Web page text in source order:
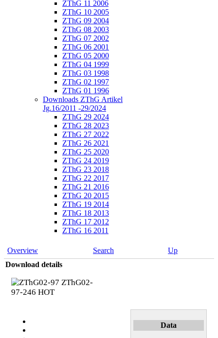
ZThG 11 2006
ZThG 10 2005
ZThG 09 2004
ZThG 08 2003
ZThG 07 2002
ZThG 06 2001
ZThG 05 2000
ZThG 04 1999
ZThG 03 1998
ZThG 02 1997
ZThG 01 1996
Downloads ZThG Artikel
Jg.16/2011 -29/2024
ZThG 29 2024
ZThG 28 2023
ZThG 27 2022
ZThG 26 2021
ZThG 25 2020
ZThG 24 2019
ZThG 23 2018
ZThG 22 2017
ZThG 21 2016
ZThG 20 2015
ZThG 19 2014
ZThG 18 2013
ZThG 17 2012
ZThG 16 2011
Overview Search
Up
Download details
ZThG02-
97-246 HOT
Data